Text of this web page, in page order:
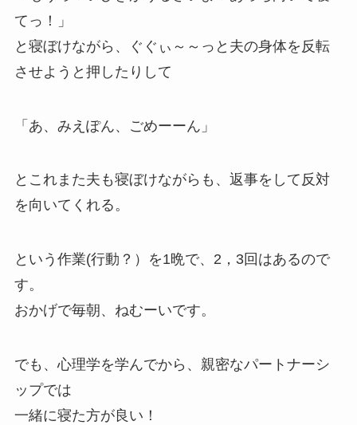
てっ！」
と寝ぼけながら、ぐぐぃ～～っと夫の身体を反転
させようと押したりして
「あ、みえぽん、ごめーーん」
とこれまた夫も寝ぼけながらも、返事をして反対
を向いてくれる。
という作業(行動？）を1晩で、2，3回はあるので
す。
おかげで毎朝、ねむーいです。
でも、心理学を学んでから、親密なパートナーシ
ップでは
一緒に寝た方が良い！